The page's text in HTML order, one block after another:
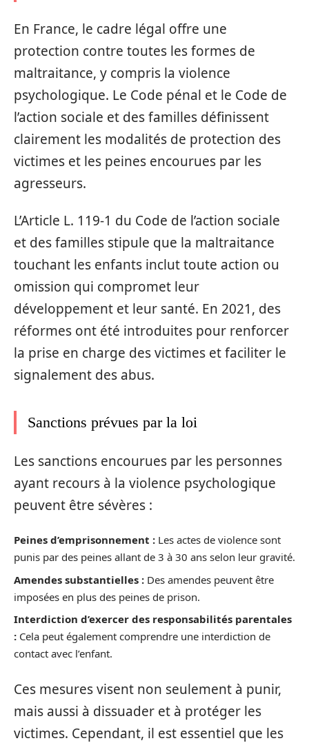
En France, le cadre légal offre une
protection contre toutes les formes de
maltraitance, y compris la violence
psychologique. Le Code pénal et le Code de
l’action sociale et des familles définissent
clairement les modalités de protection des
victimes et les peines encourues par les
agresseurs.
L’Article L. 119-1 du Code de l’action sociale
et des familles stipule que la maltraitance
touchant les enfants inclut toute action ou
omission qui compromet leur
développement et leur santé. En 2021, des
réformes ont été introduites pour renforcer
la prise en charge des victimes et faciliter le
signalement des abus.
Sanctions prévues par la loi
Les sanctions encourues par les personnes
ayant recours à la violence psychologique
peuvent être sévères :
Peines d’emprisonnement : Les actes de violence sont
punis par des peines allant de 3 à 30 ans selon leur gravité.
Amendes substantielles : Des amendes peuvent être
imposées en plus des peines de prison.
Interdiction d’exercer des responsabilités parentales
: Cela peut également comprendre une interdiction de
contact avec l’enfant.
Ces mesures visent non seulement à punir,
mais aussi à dissuader et à protéger les
victimes. Cependant, il est essentiel que les